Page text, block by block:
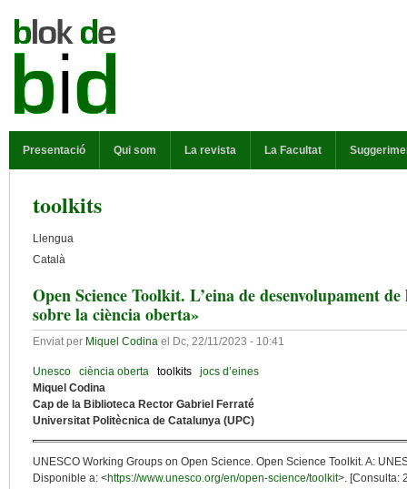
Presentació Qui som La revista La Facultat
toolkits
Llengua
Català
Open Science Toolkit. L’eina de desenvolupament
sobre la ciència oberta»
Enviat per Miquel Codina el Dc, 22/11/2023 - 10:41
Unesco ciència oberta toolkits
jocs d’eines
Miquel Codina
Cap de la Biblioteca Rector Gabriel Ferraté
Universitat Politècnica de Catalunya (UPC)
UNESCO Working Groups on Open Science. Open Science Toolkit. A:
Disponible a: <https://www.unesco.org/en/open-science/toolkit>. [Consulta: